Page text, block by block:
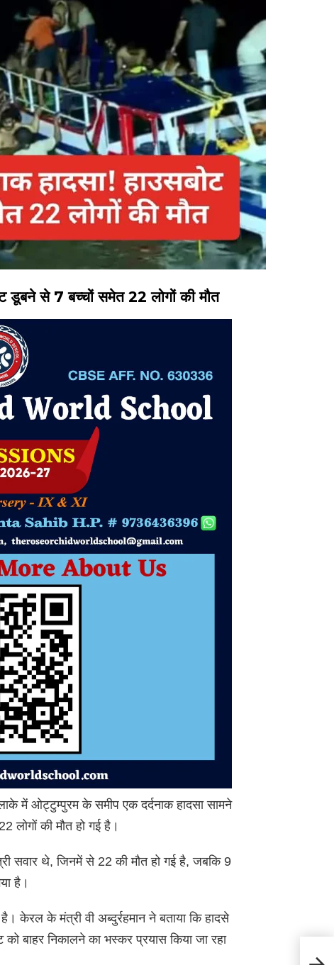
से 7 बच्चों समेत 22 लोगों की मौत
में ओट्टुम्पुरम के समीप एक दर्दनाक हादसा सामने
की मौत हो गई है।
सवार थे, जिनमें से 22 की मौत हो गई है, जबकि 9
है।
केरल के मंत्री वी अब्दुर्रहमान ने बताया कि हादसे
बाहर निकालने का भस्कर प्रयास किया जा रहा